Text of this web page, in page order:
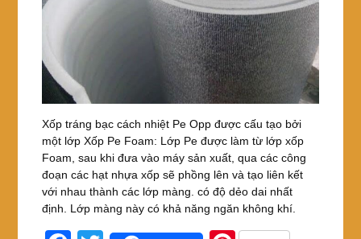
Xốp tráng bạc cách nhiệt Pe Opp được cấu tạo bởi
một lớp Xốp Pe Foam: Lớp Pe được làm từ lớp xốp
Foam, sau khi đưa vào máy sản xuất, qua các công
đoạn các hạt nhựa xốp sẽ phồng lên và tạo liên kết
với nhau thành các lớp màng. có độ dẻo dai nhất
định. Lớp màng này có khả năng ngăn không khí.